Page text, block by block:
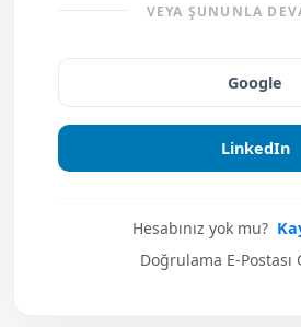
VEYA ŞUNUNLA
Google
LinkedIn
Hesabınız yok mu?
Doğrulama E-Postası